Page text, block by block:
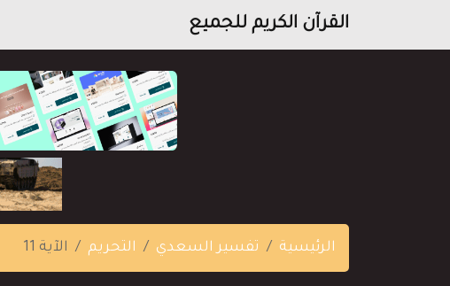
القرآن الكريم للجميع
الرئيسية تفسير السعدي التحريم الآية 11